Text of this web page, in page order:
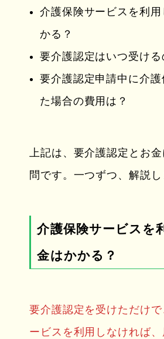
介護保険サービスを利
かる？
要介護認定はいつ受ける
要介護認定申請中に介
た場合の費用は？
上記は、要介護認定とお
問です。一つずつ、解説し
介護保険サービスを
金はかかる？
要介護認定を受けただけ
ービスを利用しなければ